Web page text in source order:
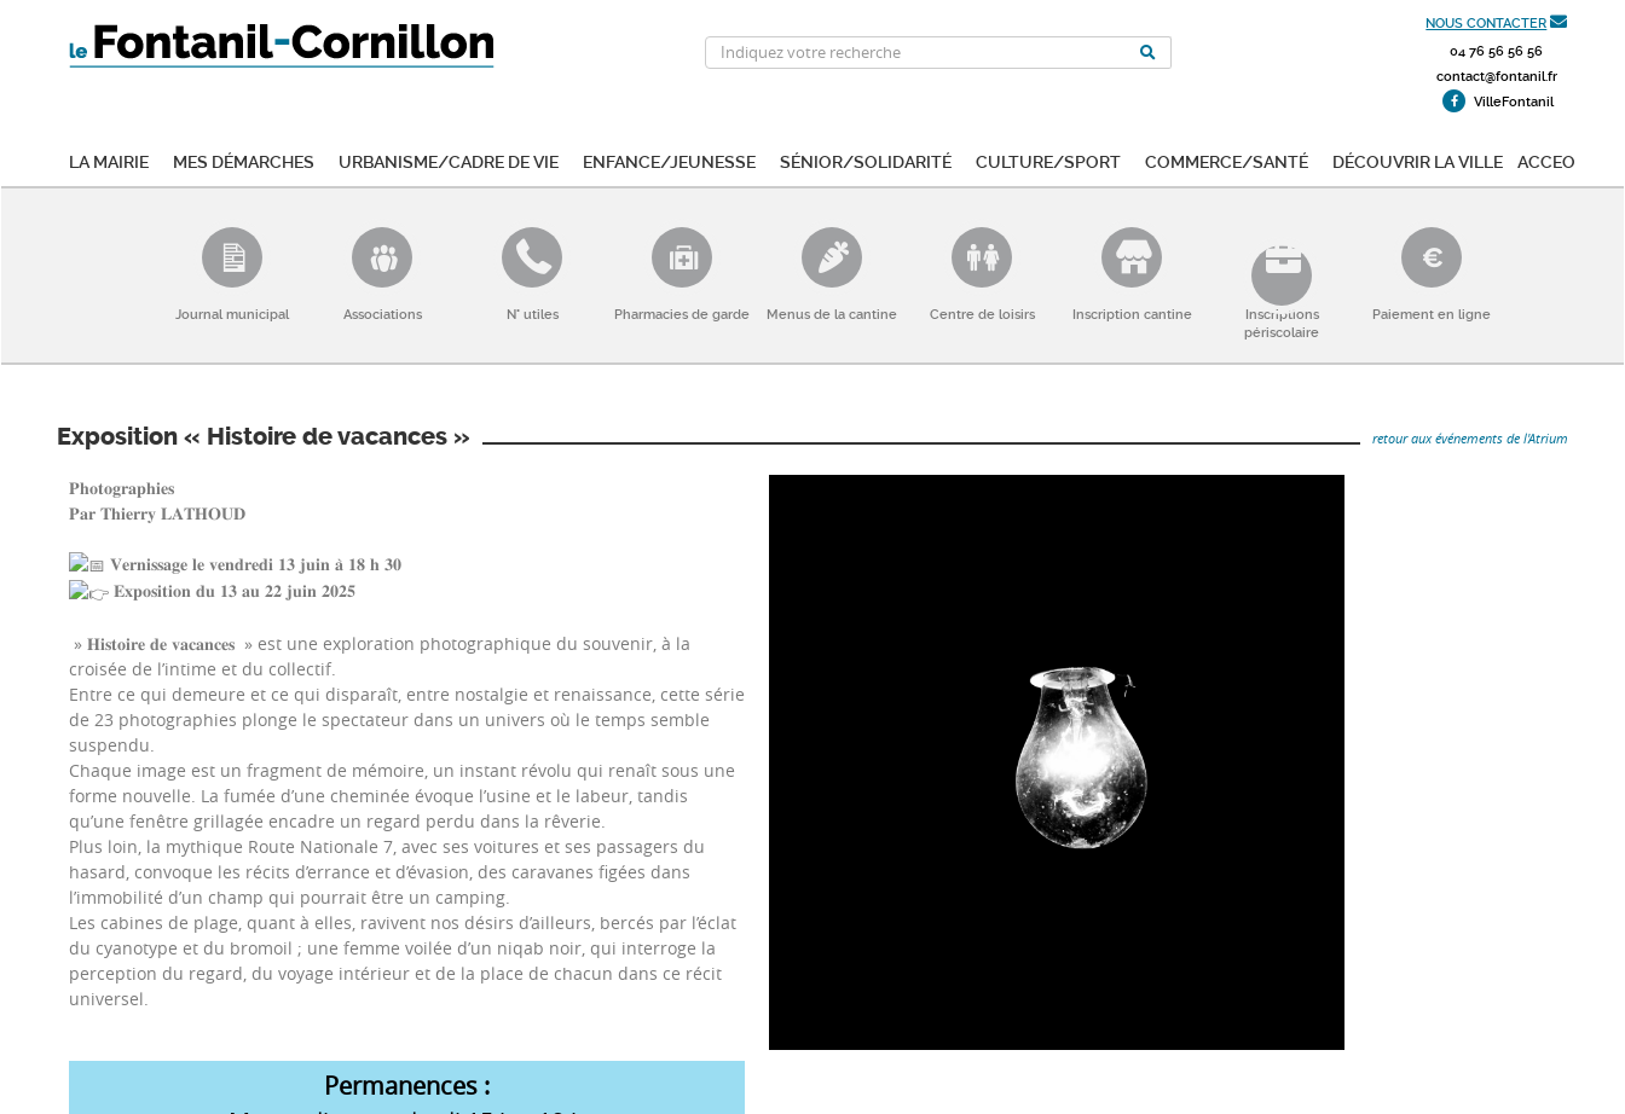
NOUS CONTACTER
04 76 56 56 56
contact@fontanil.fr
VilleFontanil
La mairie Mes démarches Urbanisme/Cadre de vie Enfance/Jeunesse Sénior/Solidarité Culture/Sport Commerce/Santé Découvrir la ville ACCEO
Journal municipal Associations N° utiles Pharmacies de garde Menus de la cantine Centre de loisirs Inscription cantine
Inscriptions
périscolaire
Paiement en ligne
Exposition « Histoire de vacances » retour aux événements de l'Atrium
𝐏𝐡𝐨𝐭𝐨𝐠𝐫𝐚𝐩𝐡𝐢𝐞𝐬
𝐏𝐚𝐫 𝐓𝐡𝐢𝐞𝐫𝐫𝐲 𝐋𝐀𝐓𝐇𝐎𝐔𝐃
𝐕𝐞𝐫𝐧𝐢𝐬𝐬𝐚𝐠𝐞 𝐥𝐞 𝐯𝐞𝐧𝐝𝐫𝐞𝐝𝐢 𝟏𝟑 𝐣𝐮𝐢𝐧 𝐚̀ 𝟏𝟖 𝐡 𝟑𝟎
𝐄𝐱𝐩𝐨𝐬𝐢𝐭𝐢𝐨𝐧 𝐝𝐮 𝟏𝟑 𝐚𝐮 𝟐𝟐 𝐣𝐮𝐢𝐧 𝟐𝟎𝟐𝟓
» 𝐇𝐢𝐬𝐭𝐨𝐢𝐫𝐞 𝐝𝐞 𝐯𝐚𝐜𝐚𝐧𝐜𝐞𝐬 » est une exploration photographique du souvenir, à la
croisée de l’intime et du collectif.
Entre ce qui demeure et ce qui disparaît, entre nostalgie et renaissance, cette série
de 23 photographies plonge le spectateur dans un univers où le temps semble
suspendu.
Chaque image est un fragment de mémoire, un instant révolu qui renaît sous une
forme nouvelle. La fumée d’une cheminée évoque l’usine et le labeur, tandis
qu’une fenêtre grillagée encadre un regard perdu dans la rêverie.
Plus loin, la mythique Route Nationale 7, avec ses voitures et ses passagers du
hasard, convoque les récits d’errance et d’évasion, des caravanes figées dans
l’immobilité d’un champ qui pourrait être un camping.
Les cabines de plage, quant à elles, ravivent nos désirs d’ailleurs, bercés par l’éclat
du cyanotype et du bromoil ; une femme voilée d’un niqab noir, qui interroge la
perception du regard, du voyage intérieur et de la place de chacun dans ce récit
universel.
Permanences :